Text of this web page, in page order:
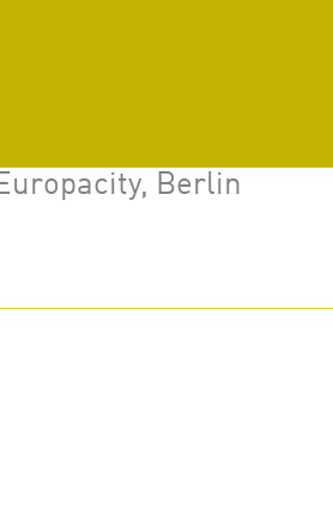
Berlin